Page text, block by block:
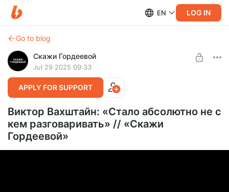
EN LOG IN
Go to blog
Скажи Гордеевой
Jul 29 2025 09:33
APPLY FOR SUPPORT
Виктор Вахштайн: «Стало абсолютно не с
кем разговаривать» // «Скажи
Гордеевой»